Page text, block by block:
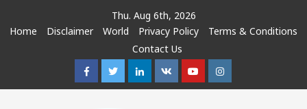
Thu. Aug 6th, 2026
Home
Disclaimer World Privacy Policy
Terms & Conditions
Contact Us
FacebookTwitterLinkedin
VK YoutubeInstagram